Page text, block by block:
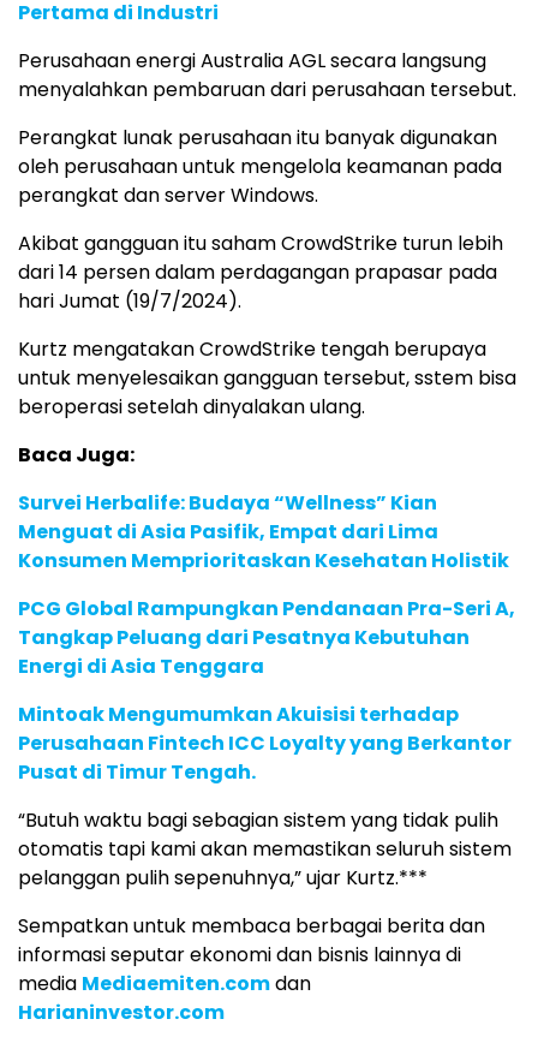
Pertama di Industri
Perusahaan energi Australia AGL secara langsung
menyalahkan pembaruan dari perusahaan tersebut.
Perangkat lunak perusahaan itu banyak digunakan
oleh perusahaan untuk mengelola keamanan pada
perangkat dan server Windows.
Akibat gangguan itu saham CrowdStrike turun lebih
dari 14 persen dalam perdagangan prapasar pada
hari Jumat (19/7/2024).
Kurtz mengatakan CrowdStrike tengah berupaya
untuk menyelesaikan gangguan tersebut, sstem bisa
beroperasi setelah dinyalakan ulang.
Baca Juga:
Survei Herbalife: Budaya “Wellness” Kian
Menguat di Asia Pasifik, Empat dari Lima
Konsumen Memprioritaskan Kesehatan Holistik
PCG Global Rampungkan Pendanaan Pra-Seri A,
Tangkap Peluang dari Pesatnya Kebutuhan
Energi di Asia Tenggara
Mintoak Mengumumkan Akuisisi terhadap
Perusahaan Fintech ICC Loyalty yang Berkantor
Pusat di Timur Tengah.
“Butuh waktu bagi sebagian sistem yang tidak pulih
otomatis tapi kami akan memastikan seluruh sistem
pelanggan pulih sepenuhnya,” ujar Kurtz.***
Sempatkan untuk membaca berbagai berita dan
informasi seputar ekonomi dan bisnis lainnya di
media Mediaemiten.comdan
Harianinvestor.com